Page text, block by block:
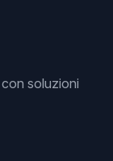
soluzioni